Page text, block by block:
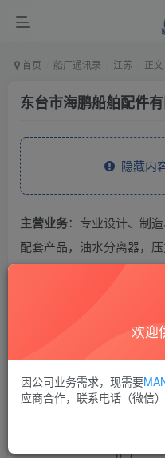
首页 船厂通讯录 江苏 正文
东台市海鹏船舶配件
隐藏内
主营业务：专业设计、制
配套产品，油水分离器，
欢迎
因公司业务需求，现需要
应商合作，联系电话（微信